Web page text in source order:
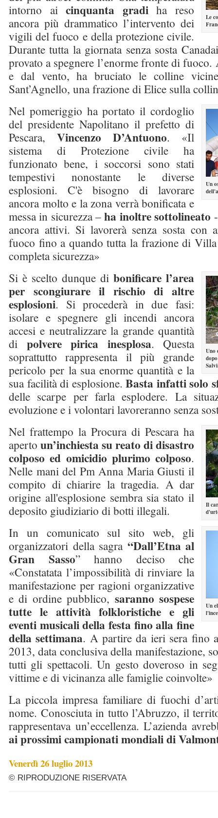
Le
intorno aicinquanta gradiha reso
ancora più drammatico l’intervento dei
vigili del fuoco e della protezione civile.
Durante tutta la giornata senza sosta
provato a spegnere l’enorme fronte di
e dal vento, ha bruciato le colline
Sant’Agnello, una frazione di Elice sulla
Un
Nel pomeriggio ha portato il cordoglio
del presidente Napolitano il prefetto di
Pescara, Vincenzo D’Antuono. «Il
sistema di Protezione civile ha
funzionato bene, i soccorsi sono stati
tempestivi nonostante le diverse
esplosioni. C'è bisogno di lavorare
ancora molto e la zona verrà bonificata e
messa in sicurezza –ha inoltre sottolineato
ancora attivi. Si lavorerà senza sosta
fuoco fino a quando tutta la frazione di
completa sicurezza»
Uno
Si è scelto dunque di bonificare l’area
per scongiurare il rischio di altre
esplosioni. Si procederà in due fasi:
isolare e spegnere gli incendi ancora
accesi e neutralizzare la grande quantità
di polvere pirica inesplosa. Questa
soprattutto rappresenta il più grande
pericolo per la sua enorme quantità e la
sua facilità di esplosione. Basta infatti solo
delle scarpe per farla esplodere. La
evoluzione e i volontari lavoreranno senza
Il
Nel frattempo la Procura di Pescara ha
aperto un’inchiesta su reato di disastro
colposo ed omicidio plurimo colposo.
Nelle mani del Pm Anna Maria Giusti il
compito di chiarire la tragedia. A dar
origine all'esplosione sembra sia stato il
deposito giudiziario di botti illegali.
Un
In un comunicato sul sito web, gli
organizzatori della sagra “Dall’Etna al
Gran Sasso” hanno deciso che
«Constatata l’impossibilità di rinviare la
manifestazione per ragioni organizzative
e di ordine pubblico, saranno sospese
tutte le attività folkloristiche e gli
eventi musicali della festa fino alla fine
della settimana. A partire da ieri sera fino
2013, data conclusiva della manifestazione,
tutti gli spettacoli. Un gesto doveroso in
vittime e di vicinanza alle famiglie coinvolte»
La piccola impresa familiare di fuochi
nome. Conosciuta in tutto l’Abruzzo, il
rappresentava un’eccellenza. L’azienda
ai prossimi campionati mondiali di
Venerdì 26 luglio 2013
© RIPRODUZIONE RISERVATA